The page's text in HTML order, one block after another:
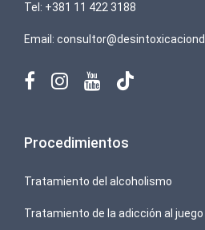
Tel: +381 11 422 3188
Email:
Procedimientos
Tratamiento del alcoholismo
Tratamiento de la adicción al juego